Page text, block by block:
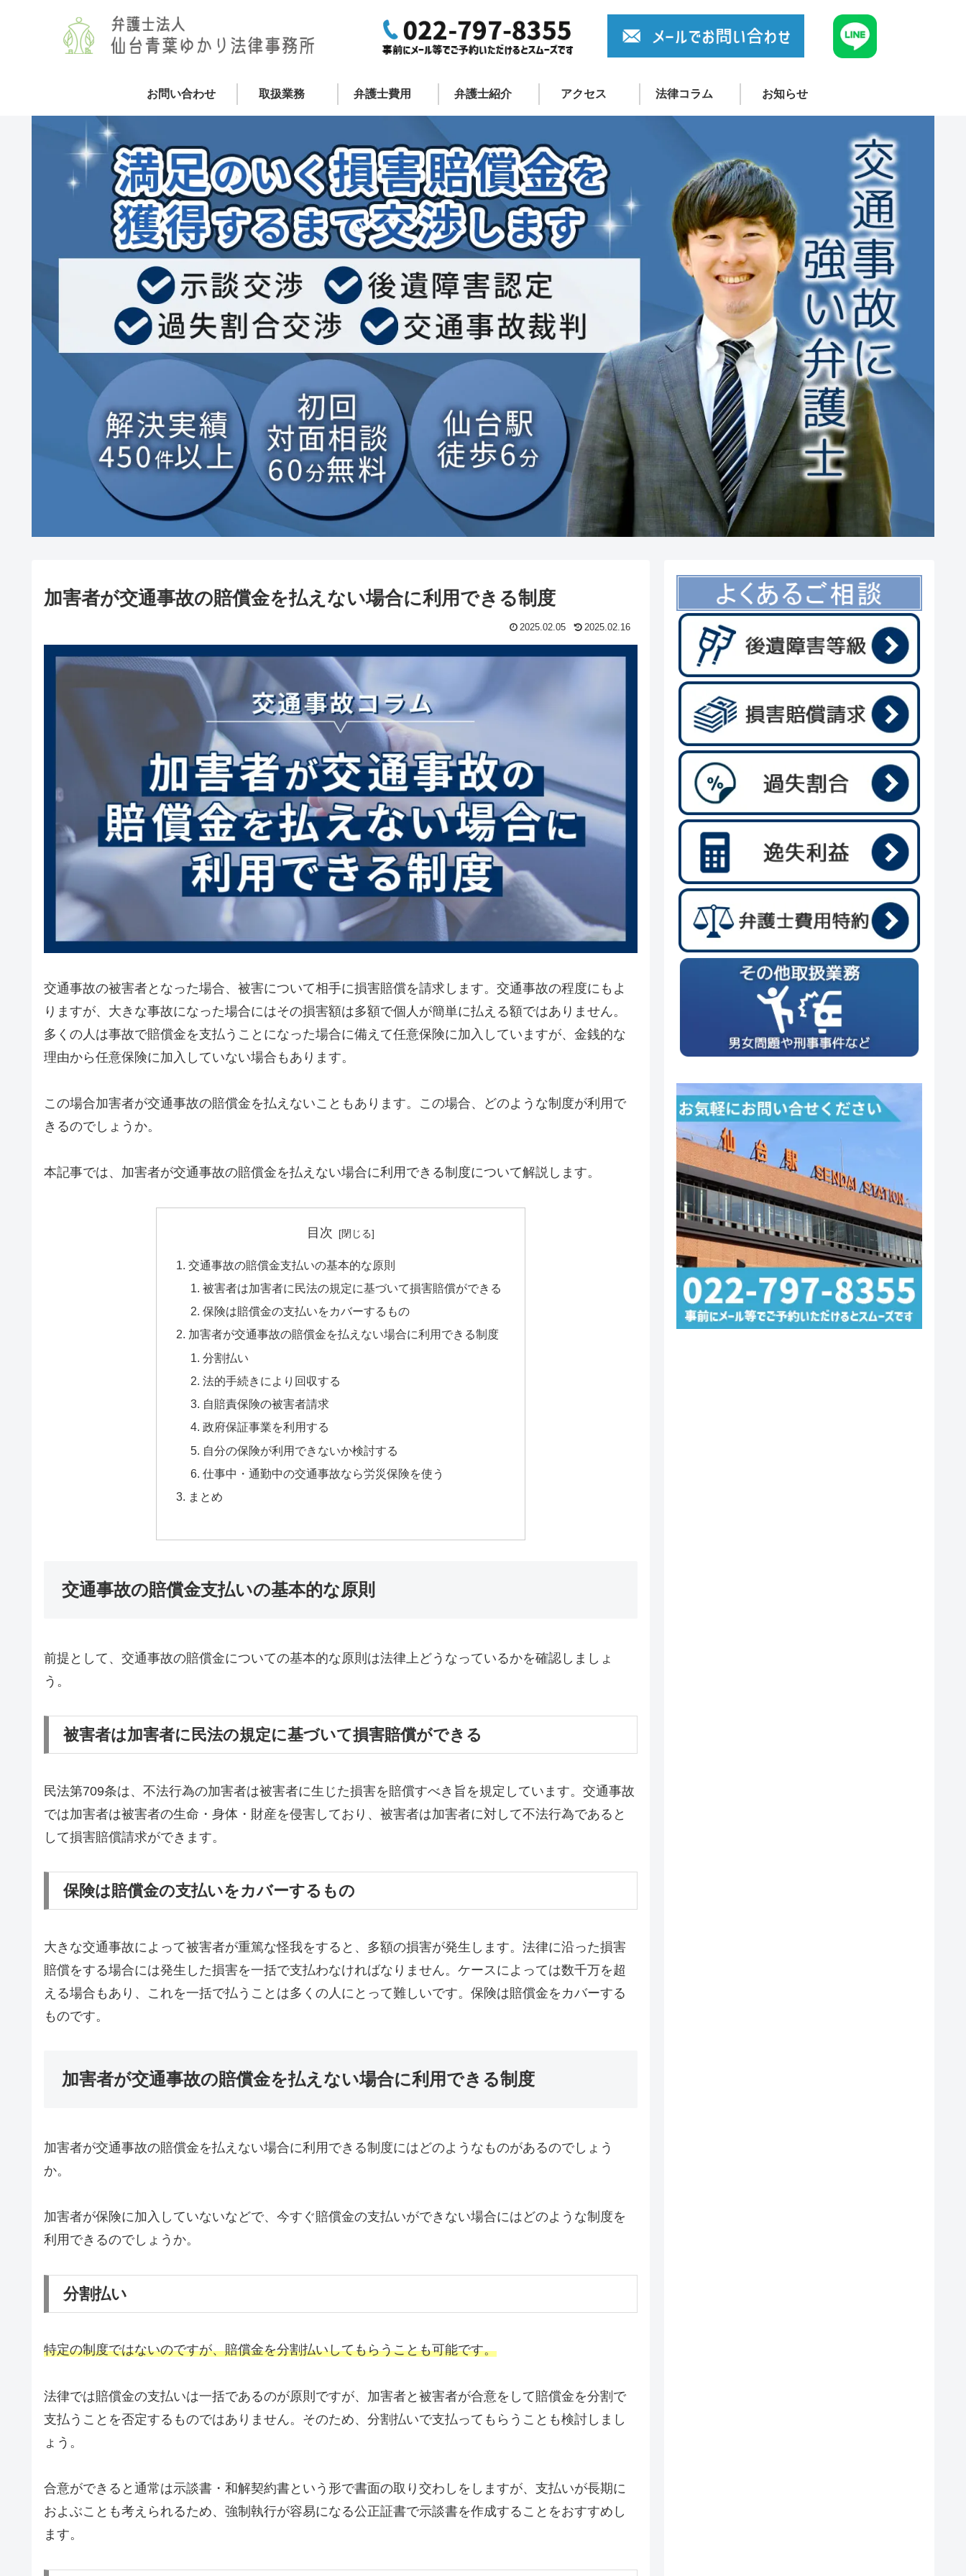
お問い合わせ 取扱業務 弁護士費用 弁護士紹介 アクセス 法律コラム お知らせ
加害者が交通事故の賠償金を払えない場合に利用できる制度
2025.02.05 2025.02.16
交通事故の被害者となった場合、被害について相手に損害賠償を請求します。交通事故の程度にもよ
りますが、大きな事故になった場合にはその損害額は多額で個人が簡単に払える額ではありません。
多くの人は事故で賠償金を支払うことになった場合に備えて任意保険に加入していますが、金銭的な
理由から任意保険に加入していない場合もあります。
この場合加害者が交通事故の賠償金を払えないこともあります。この場合、どのような制度が利用で
きるのでしょうか。
本記事では、加害者が交通事故の賠償金を払えない場合に利用できる制度について解説します。
目次
交通事故の賠償金支払いの基本的な原則
被害者は加害者に民法の規定に基づいて損害賠償ができる
保険は賠償金の支払いをカバーするもの
加害者が交通事故の賠償金を払えない場合に利用できる制度
分割払い
法的手続きにより回収する
自賠責保険の被害者請求
政府保証事業を利用する
自分の保険が利用できないか検討する
仕事中・通勤中の交通事故なら労災保険を使う
まとめ
交通事故の賠償金支払いの基本的な原則
前提として、交通事故の賠償金についての基本的な原則は法律上どうなっているかを確認しましょ
う。
被害者は加害者に民法の規定に基づいて損害賠償ができる
民法第709条は、不法行為の加害者は被害者に生じた損害を賠償すべき旨を規定しています。交通事故
では加害者は被害者の生命・身体・財産を侵害しており、被害者は加害者に対して不法行為であると
して損害賠償請求ができます。
保険は賠償金の支払いをカバーするもの
大きな交通事故によって被害者が重篤な怪我をすると、多額の損害が発生します。法律に沿った損害
賠償をする場合には発生した損害を一括で支払わなければなりません。ケースによっては数千万を超
える場合もあり、これを一括で払うことは多くの人にとって難しいです。保険は賠償金をカバーする
ものです。
加害者が交通事故の賠償金を払えない場合に利用できる制度
加害者が交通事故の賠償金を払えない場合に利用できる制度にはどのようなものがあるのでしょう
か。
加害者が保険に加入していないなどで、今すぐ賠償金の支払いができない場合にはどのような制度を
利用できるのでしょうか。
分割払い
特定の制度ではないのですが、賠償金を分割払いしてもらうことも可能です。
法律では賠償金の支払いは一括であるのが原則ですが、加害者と被害者が合意をして賠償金を分割で
支払うことを否定するものではありません。そのため、分割払いで支払ってもらうことも検討しまし
ょう。
合意ができると通常は示談書・和解契約書という形で書面の取り交わしをしますが、支払いが長期に
およぶことも考えられるため、強制執行が容易になる公正証書で示談書を作成することをおすすめし
ます。